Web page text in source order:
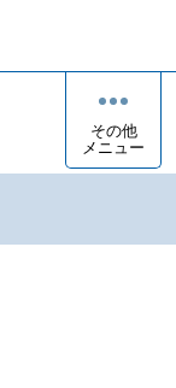
その他
メニュー